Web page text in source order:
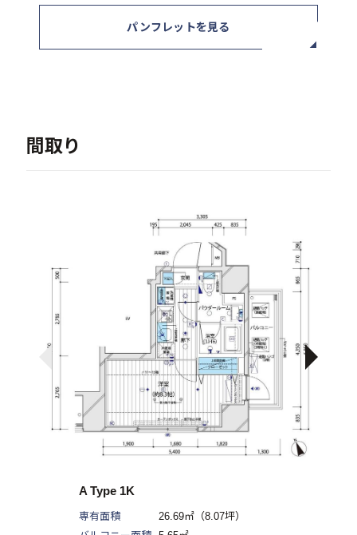
（土日及び祝日を除く）
パンフレットを見る
間取り
A Type 1K
専有面積
26.69㎡（8.07坪）